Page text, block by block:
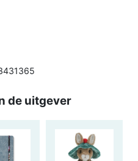
de uitgever